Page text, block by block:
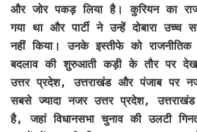
और जोर पकड़ लिया है। कुरियन का
गया था और पार्टी ने उन्हें दोबारा उच्च
नहीं किया। उनके इस्तीफे को
बदलाव की शुरुआती कड़ी के तौर पर
उत्तर प्रदेश, उत्तराखंड और पंजाब पर
सबसे ज्यादा नजर उत्तर प्रदेश,
है, जहां विधानसभा चुनाव की उलटी